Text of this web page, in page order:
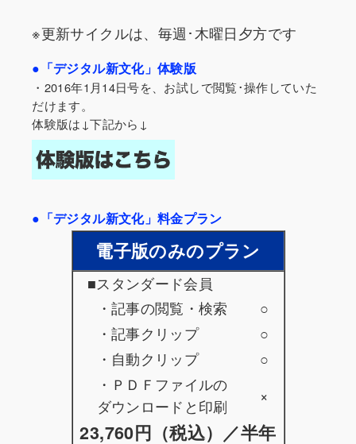
※更新サイクルは、毎週･木曜日夕方です
●「デジタル新文化」体験版
・2016年1月14日号を、お試しで閲覧･操作していた
だけます。
体験版は↓下記から↓
●「デジタル新文化」料金プラン
電子版のみのプラン
■スタンダード会員
・記事の閲覧・検索
○
・記事クリップ
○
・自動クリップ
○
・ＰＤＦファイルの
ダウンロードと印刷
×
23,760円（税込）／半年